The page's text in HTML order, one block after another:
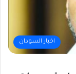
اخبار السودان